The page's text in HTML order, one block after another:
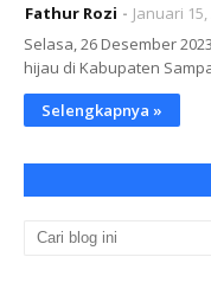
Fathur Rozi
Januari
Selasa, 26 Desember
hijau di Kabupaten
Selengkapnya »